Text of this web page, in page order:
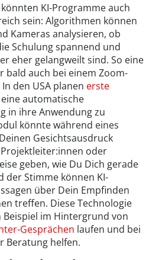
KI-Programme auch
sein: Algorithmen können
Kameras analysieren, ob
Schulung spannend und
eher gelangweilt sind. So eine
bald auch bei einem Zoom-
den USA planen erste
eine automatische
in ihre Anwendung zu
könnte während eines
Gesichtsausdruck
oder
geben, wie Du Dich gerade
der Stimme können KI-
über Dein Empfinden
treffen. Diese Technologie
im Hintergrund von
Gesprächen laufen und bei
Beratung helfen.